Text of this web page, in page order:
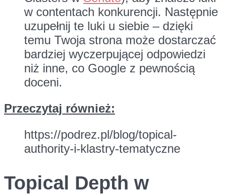
w contentach konkurencji. Następnie
uzupełnij te luki u siebie – dzięki
temu Twoja strona może dostarczać
bardziej wyczerpującej odpowiedzi
niż inne, co Google z pewnością
doceni.
Przeczytaj również:
https://podrez.pl/blog/topical-
authority-i-klastry-tematyczne
Topical Depth w